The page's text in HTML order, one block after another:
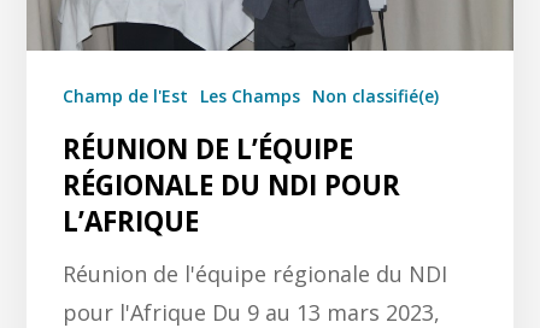
Champ de l'Est Les Champs Non classifié(e)
RÉUNION DE L’ÉQUIPE
RÉGIONALE DU NDI POUR
L’AFRIQUE
Réunion de l'équipe régionale du NDI
pour l'Afrique Du 9 au 13 mars 2023,